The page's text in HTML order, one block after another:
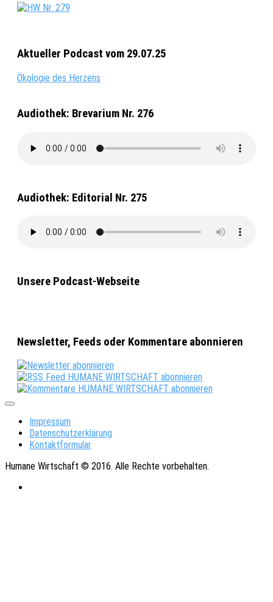
Aktueller Podcast vom 29.07.25
Ökologie des Herzens
Audiothek: Brevarium Nr. 276
Audiothek: Editorial Nr. 275
Unsere Podcast-Webseite
Newsletter, Feeds oder Kommentare abonnieren
Impressum
Datenschutzerklärung
Kontaktformular
Humane Wirtschaft © 2016. Alle Rechte vorbehalten.